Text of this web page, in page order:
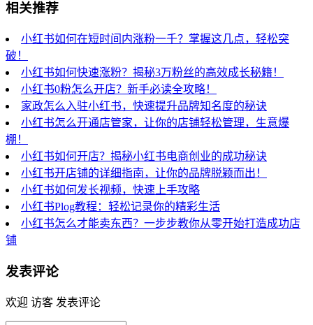
相关推荐
小红书如何在短时间内涨粉一千？掌握这几点，轻松突
破！
小红书如何快速涨粉？揭秘3万粉丝的高效成长秘籍！
小红书0粉怎么开店？新手必读全攻略！
家政怎么入驻小红书，快速提升品牌知名度的秘诀
小红书怎么开通店管家，让你的店铺轻松管理，生意爆
棚！
小红书如何开店？揭秘小红书电商创业的成功秘诀
小红书开店铺的详细指南，让你的品牌脱颖而出！
小红书如何发长视频，快速上手攻略
小红书Plog教程：轻松记录你的精彩生活
小红书怎么才能卖东西？一步步教你从零开始打造成功店
铺
发表评论
欢迎 访客 发表评论